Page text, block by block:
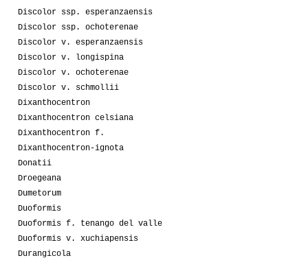
Discolor ssp. esperanzaensis
Discolor ssp. ochoterenae
Discolor v. esperanzaensis
Discolor v. longispina
Discolor v. ochoterenae
Discolor v. schmollii
Dixanthocentron
Dixanthocentron celsiana
Dixanthocentron f.
Dixanthocentron-ignota
Donatii
Droegeana
Dumetorum
Duoformis
Duoformis f. tenango del valle
Duoformis v. xuchiapensis
Durangicola